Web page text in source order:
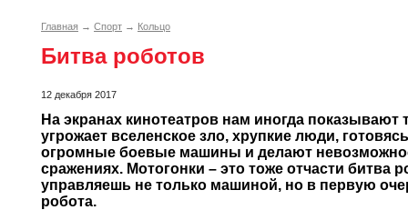
Главная → Спорт → Кольцо
Битва роботов
12 декабря 2017
На экранах кинотеатров нам иногда показывают
угрожает вселенское зло, хрупкие люди,
огромные боевые машины и делают
сражениях. Мотогонки – это тоже отчасти битва
управляешь не только машиной, но в первую
робота.